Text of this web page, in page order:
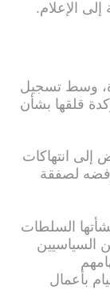
الإعلام.
وسط تسجيل
قلقها بشأن
انتهاكات
لصفقة
السلطات
من السياسيين
بأعمال